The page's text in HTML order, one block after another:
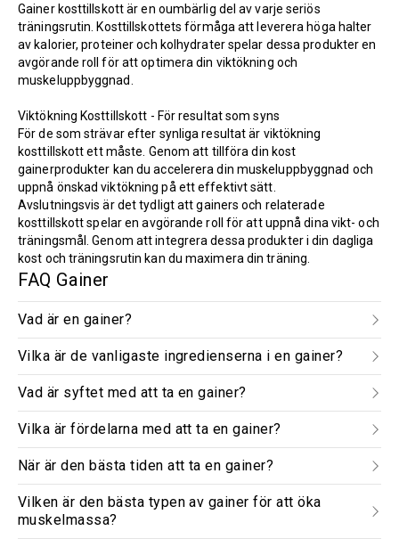
Gainer kosttillskott är en oumbärlig del av varje seriös
träningsrutin. Kosttillskottets förmåga att leverera höga halter
av kalorier, proteiner och kolhydrater spelar dessa produkter en
avgörande roll för att optimera din viktökning och
muskeluppbyggnad.
Viktökning Kosttillskott - För resultat som syns
För de som strävar efter synliga resultat är viktökning
kosttillskott ett måste. Genom att tillföra din kost
gainerprodukter kan du accelerera din muskeluppbyggnad och
uppnå önskad viktökning på ett effektivt sätt.
Avslutningsvis är det tydligt att gainers och relaterade
kosttillskott spelar en avgörande roll för att uppnå dina vikt- och
träningsmål. Genom att integrera dessa produkter i din dagliga
kost och träningsrutin kan du maximera din träning.
FAQ Gainer
Vad är en gainer?
Vilka är de vanligaste ingredienserna i en gainer?
Vad är syftet med att ta en gainer?
Vilka är fördelarna med att ta en gainer?
När är den bästa tiden att ta en gainer?
Vilken är den bästa typen av gainer för att öka
muskelmassa?